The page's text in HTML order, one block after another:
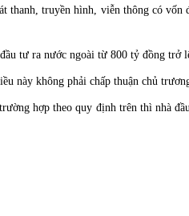
thanh, truyền hình, viễn thông có
tư ra nước ngoài từ 800 tỷ đồng trở
này không phải chấp thuận chủ
hợp theo quy định trên thì nhà